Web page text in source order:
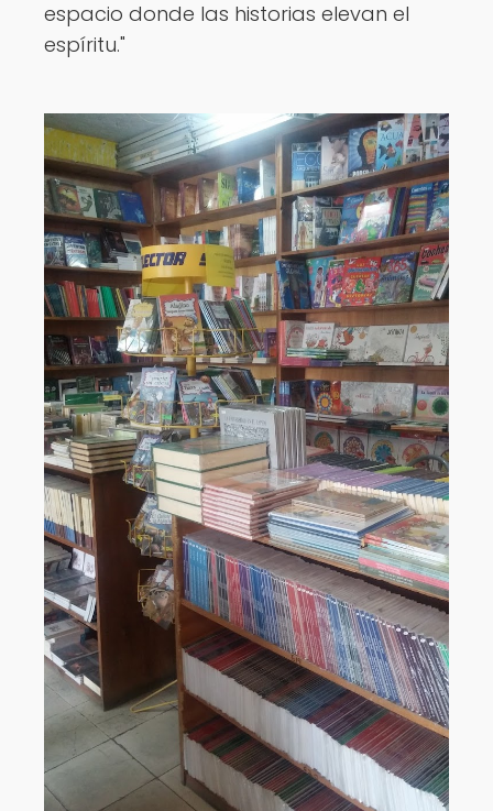
espacio donde las historias elevan el
espíritu."